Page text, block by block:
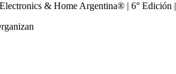
Electronics & Home Argentina® | 6° Edición